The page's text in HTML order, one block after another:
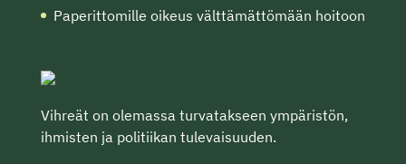
Paperittomille oikeus välttämättömään hoitoon
Vihreät on olemassa turvatakseen ympäristön,
ihmisten ja politiikan tulevaisuuden.